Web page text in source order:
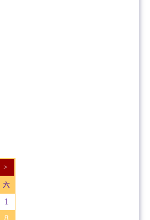
>
六
1